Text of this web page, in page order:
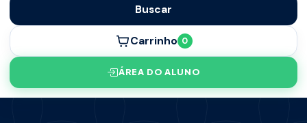
Buscar
Carrinho 0
ÁREA DO ALUNO